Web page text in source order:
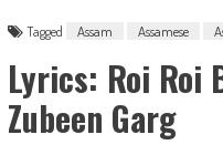
Tagged Assam Assamese
Lyrics: Roi Roi
Zubeen Garg